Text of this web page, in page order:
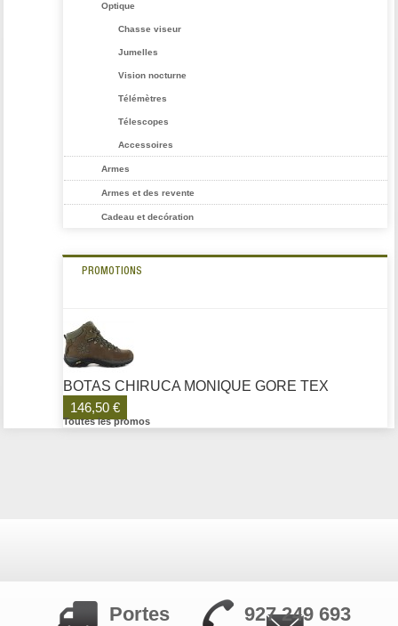
Optique
Chasse viseur
Jumelles
Vision nocturne
Télémètres
Télescopes
Accessoires
Armes
Armes et des revente
Cadeau et decóration
PROMOTIONS
BOTAS CHIRUCA MONIQUE GORE TEX
146,50 €
Toutes les promos
Portes 927 249 693